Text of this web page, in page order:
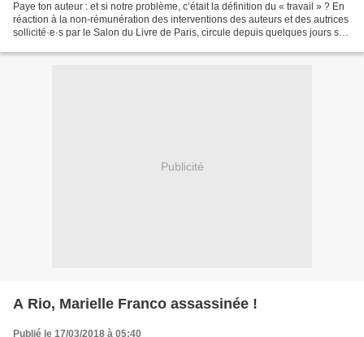
Paye ton auteur : et si notre problème, c’était la définition du « travail » ? En
réaction à la non-rémunération des interventions des auteurs et des autrices
sollicité·e·s par le Salon du Livre de Paris, circule depuis quelques jours sur
Publicité
A Rio, Marielle Franco assassinée !
Publié le 17/03/2018 à 05:40